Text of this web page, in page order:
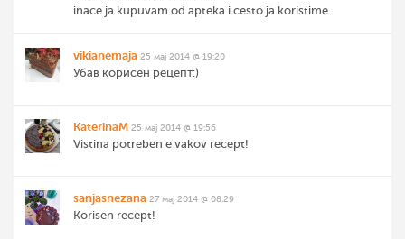
inace ja kupuvam od apteka i cesto ja koristime
vikianemaja 25 мај 2014 @ 19:20
Убав корисен рецепт:)
KaterinaM 25 мај 2014 @ 19:56
Vistina potreben e vakov recept!
sanjasnezana 27 мај 2014 @ 08:29
Korisen recept!